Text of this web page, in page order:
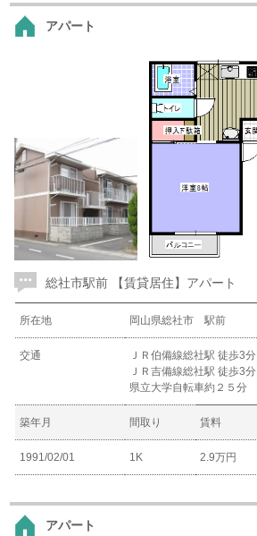
アパート
総社市駅前 【賃貸居住】アパート
所在地 岡山県総社市 駅前
交通
ＪＲ伯備線総社駅 徒歩3分
ＪＲ吉備線総社駅 徒歩3分
県立大学自転車約２５分
築年月 間取り 賃料
1991/02/01 1K 2.9万円
アパート